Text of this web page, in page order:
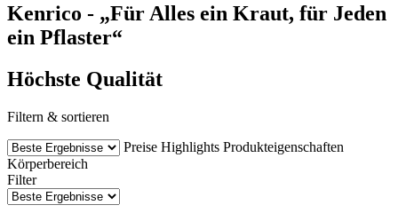
Kenrico - „Für Alles ein Kraut, für Jeden
ein Pflaster“
Höchste Qualität
Filtern & sortieren
Preise Highlights Produkteigenschaften
Körperbereich
Filter